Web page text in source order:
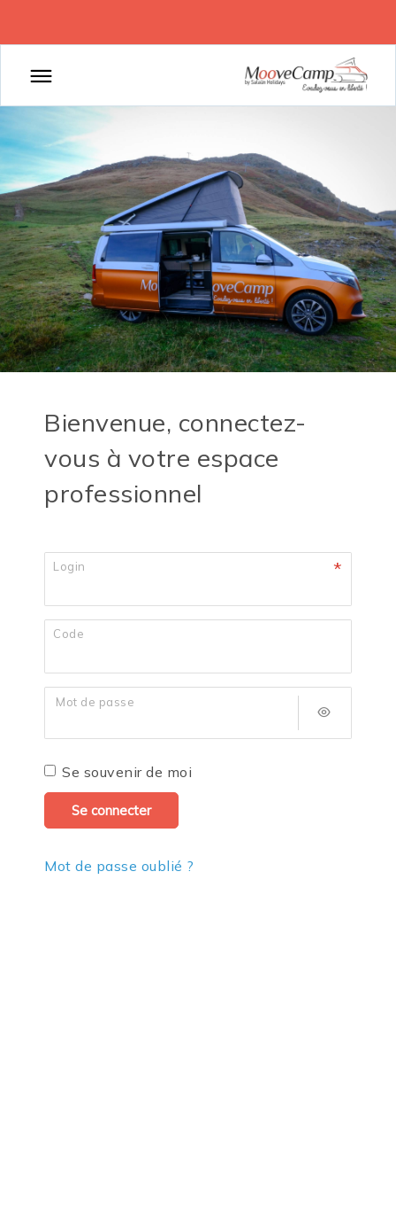
Bienvenue, connectez-
vous à votre espace
professionnel
Login
Code
Mot de passe
Se souvenir de moi
Se connecter
Mot de passe oublié ?